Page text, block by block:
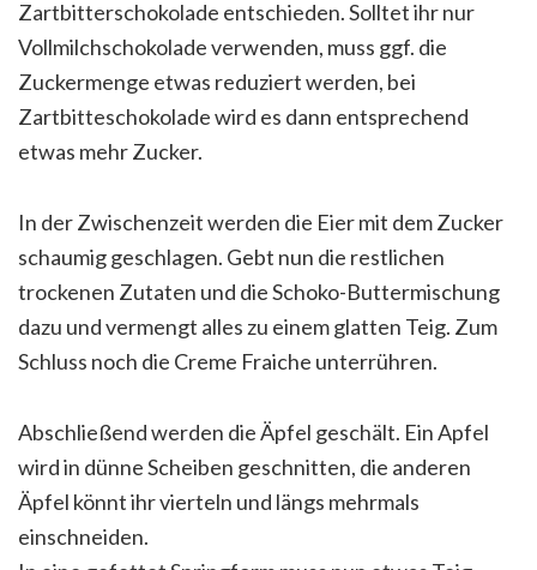
Zartbitterschokolade entschieden. Solltet ihr nur
Vollmilchschokolade verwenden, muss ggf. die
Zuckermenge etwas reduziert werden, bei
Zartbitteschokolade wird es dann entsprechend
etwas mehr Zucker.
In der Zwischenzeit werden die Eier mit dem Zucker
schaumig geschlagen. Gebt nun die restlichen
trockenen Zutaten und die Schoko-Buttermischung
dazu und vermengt alles zu einem glatten Teig. Zum
Schluss noch die Creme Fraiche unterrühren.
Abschließend werden die Äpfel geschält. Ein Apfel
wird in dünne Scheiben geschnitten, die anderen
Äpfel könnt ihr vierteln und längs mehrmals
einschneiden.